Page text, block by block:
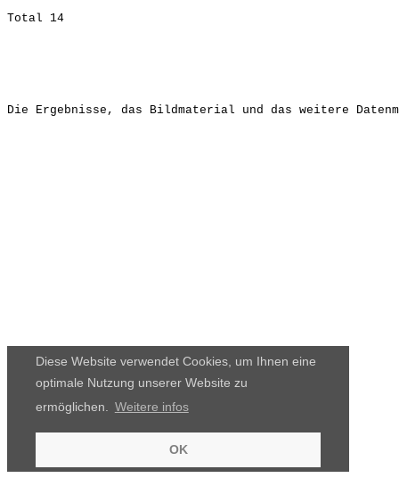
Diese Website verwendet Cookies, um Ihnen eine
optimale Nutzung unserer Website zu
ermöglichen.
Weitere infos
OK
Die Ergebnisse, das Bildmaterial und das weitere